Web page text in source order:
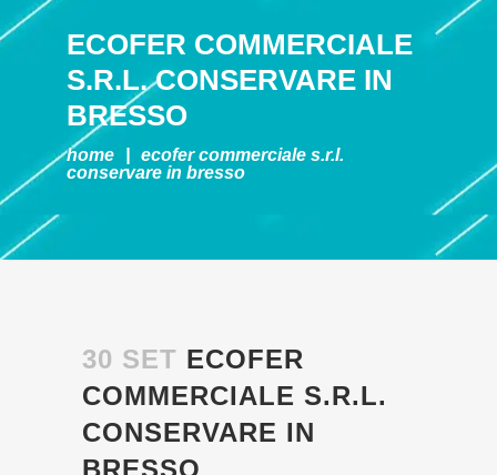
ECOFER COMMERCIALE
S.R.L.CONSERVARE IN
BRESSO
home
ecofer commerciale s.r.l.
conservare in bresso
30 SET ECOFER
COMMERCIALE S.R.L.
CONSERVARE IN
BRESSO